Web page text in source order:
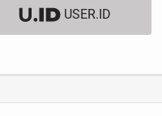
USER.ID